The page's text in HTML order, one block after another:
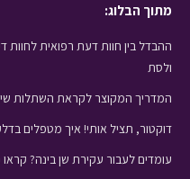
מתוך הבלוג:
ההבדל בין חוות דעת רפואית לחוות
ולסת
המדריך המקוצר לקראת השתלות
דוקטור, תציל אותי! איך מטפלים
עומדים לעבור עקירת שן בינה?